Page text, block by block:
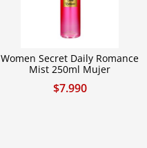
Women Secret Daily Romance
Mist 250ml Mujer
$7.990